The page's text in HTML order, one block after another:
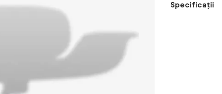
Specificații